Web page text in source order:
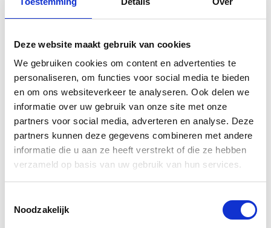
Deze website maakt gebruik van cookies
We gebruiken cookies om content en advertenties te
personaliseren, om functies voor social media te bieden
en om ons websiteverkeer te analyseren. Ook delen we
informatie over uw gebruik van onze site met onze
partners voor social media, adverteren en analyse. Deze
partners kunnen deze gegevens combineren met andere
informatie die u aan ze heeft verstrekt of die ze hebben
verzameld op basis van uw gebruik van hun services.
Noodzakelijk
Platte kwasten | Allbäck | Peltenburg
Natuurverf
vanaf€11,50